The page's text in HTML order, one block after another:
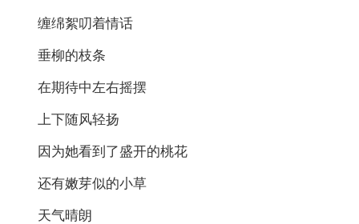
缠绵絮叨着情话
垂柳的枝条
在期待中左右摇摆
上下随风轻扬
因为她看到了盛开的桃花
还有嫩芽似的小草
天气晴朗